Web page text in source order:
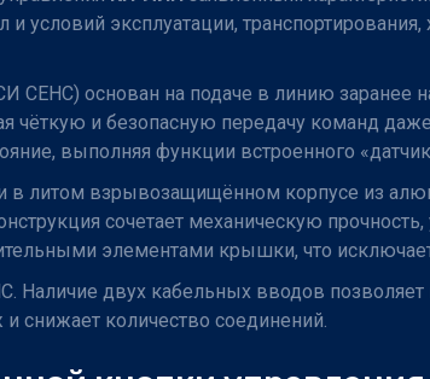
эксплуатации,
основан на подаче в линию заранее
чёткую и безопасную передачу команд
выполняя функции встроенного
в литом взрывозащищённом корпусе из
сочетает механическую прочность,
элементами крышки, что
двух кабельных вводов
снижает количество соединений.